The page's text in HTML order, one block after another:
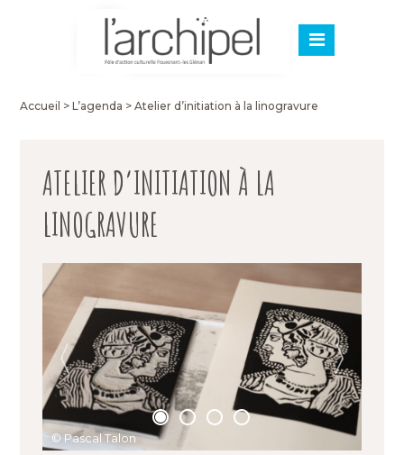
Accueil >L’agenda >Atelier d’initiation à la linogravure
ATELIER D’INITIATION À LA
LINOGRAVURE
© Pascal Talon
© Pascal Talon
© Pascal Talon
© Pascal Talon